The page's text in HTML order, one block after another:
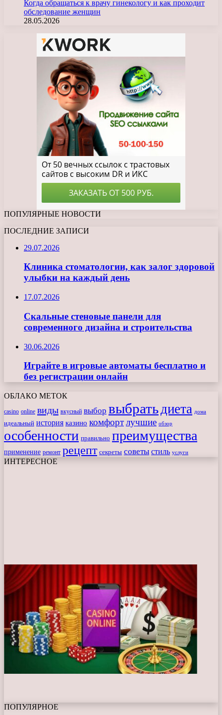
Когда обращаться к врачу гинекологу и как проходит
обследование женщин
28.05.2026
ПОПУЛЯРНЫЕ НОВОСТИ
ПОСЛЕДНИЕ ЗАПИСИ
29.07.2026
Клиника стоматологии, как залог здоровой
улыбки на каждый день
17.07.2026
Скальные стеновые панели для
современного дизайна и строительства
30.06.2026
Играйте в игровые автоматы бесплатно и
без регистрации онлайн
ОБЛАКО МЕТОК
casino online виды вкусный выбор выбратьдиета дома
идеальный история казино комфортлучшие обзор
особенности правильно преимущества
применение ремонт рецепт секреты советы стиль услуги
ИНТЕРЕСНОЕ
ПОПУЛЯРНОЕ